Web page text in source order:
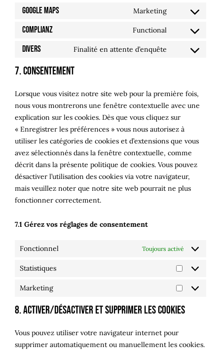
wordpress
google-
Google Maps Marketing
Consent
google-
Complianz Functional
Consent
Divers Finalité en attente d’enquête
Consent
divers
7. Consentement
Lorsque vous visitez notre site web pour la première fois,
nous vous montrerons une fenêtre contextuelle avec une
explication sur les cookies. Dès que vous cliquez sur
« Enregistrer les préférences » vous nous autorisez à
utiliser les catégories de cookies et d’extensions que vous
avez sélectionnés dans la fenêtre contextuelle, comme
décrit dans la présente politique de cookies. Vous pouvez
désactiver l’utilisation des cookies via votre navigateur,
mais veuillez noter que notre site web pourrait ne plus
fonctionner correctement.
7.1 Gérez vos réglages de consentement
Fonctionnel Toujours activé
Statistiques
Statistiques
Marketing
Marketing
8. Activer/désactiver et supprimer les cookies
Vous pouvez utiliser votre navigateur internet pour
supprimer automatiquement ou manuellement les cookies.